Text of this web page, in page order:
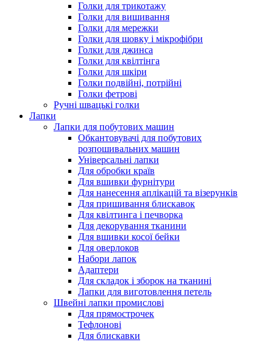
Голки для трикотажу
Голки для вишивання
Голки для мережки
Голки для шовку і мікрофібри
Голки для джинса
Голки для квілтінга
Голки для шкіри
Голки подвійні, потрійні
Голки фетрові
Ручні швацькі голки
Лапки
Лапки для побутових машин
Обкантовувачі для побутових
розпошивальних машин
Універсальні лапки
Для обробки країв
Для вшивки фурнітури
Для нанесення аплікацій та візерунків
Для пришивання блискавок
Для квілтинга і печворка
Для декорування тканини
Для вшивки косої бейки
Для оверлоков
Набори лапок
Адаптери
Для складок і зборок на тканині
Лапки для виготовлення петель
Швейні лапки промислові
Для прямострочек
Тефлонові
Для блискавки